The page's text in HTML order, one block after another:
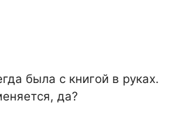
была с книгой в руках.
да?